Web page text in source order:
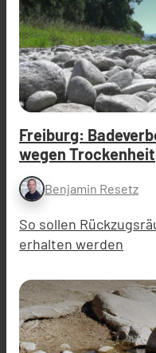
Freiburg:
wegen Trockenheit
Benjamin Resetz
So sollen
erhalten werden